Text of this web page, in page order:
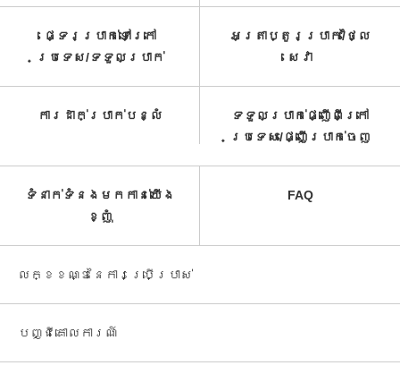
ផ្ទេរប្រាក់ទៅក្រៅ
ប្រទេស/ទទួល​ប្រាក់​
អត្រាប្តូរប្រាក់/ថ្លៃ
សេវា​
ការដាក់ប្រាក់បន្លំ
ទទួលប្រាក់ផ្ញើពីក្រៅ
ប្រទេស/ផ្ញើប្រាក់ចេញ
ទំនាក់ទំនងមកកាន់យើង
ខ្ញុំ
FAQ
លក្ខខណ្ឌនៃការប្រើប្រាស់
បញ្ជី​គោលការណ៍